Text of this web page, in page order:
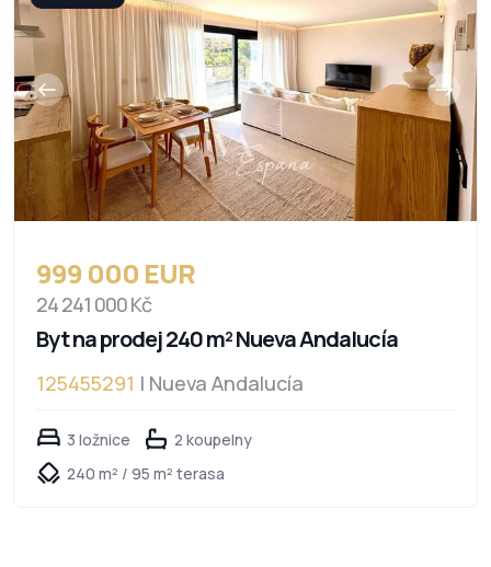
999 000 EUR
24 241 000 Kč
Byt na prodej 240 m² Nueva Andalucía
125455291 | Nueva Andalucía
3 ložnice
2 koupelny
240 m² / 95 m² terasa